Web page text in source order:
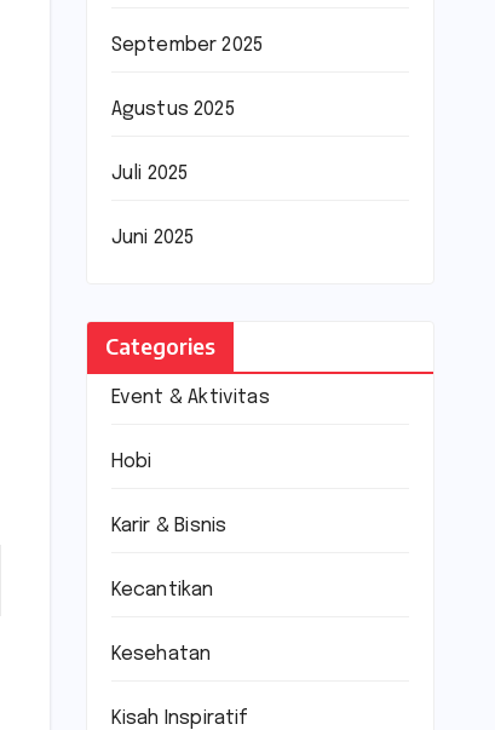
September 2025
Agustus 2025
Juli 2025
Juni 2025
Categories
Event & Aktivitas
Hobi
Karir & Bisnis
Kecantikan
Kesehatan
Kisah Inspiratif